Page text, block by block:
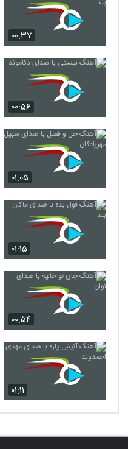
۰۰:۳۷
۰۰:۵۶
۰۱:۰۵
۰۱:۱۵
۰۰:۵۴
۰۱:۱۱